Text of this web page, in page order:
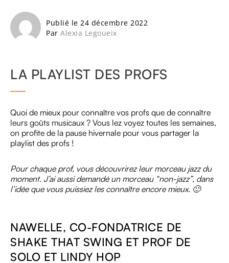
Publié le 24 décembre 2022
Par Alexia Legoueix
LA PLAYLIST DES PROFS
Quoi de mieux pour connaître vos profs que de connaître
leurs goûts musicaux ? Vous lez voyez toutes les semaines,
on profite de la pause hivernale pour vous partager la
playlist des profs !
Pour chaque prof, vous découvrirez leur morceau jazz du
moment. J’ai aussi demandé un morceau “non-jazz”, dans
l’idée que vous puissiez les connaître encore mieux. 🙂
NAWELLE, CO-FONDATRICE DE
SHAKE THAT SWING ET PROF DE
SOLO ET LINDY HOP